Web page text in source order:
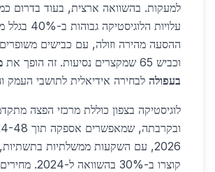
למעקות. בהשוואה ארצית, בעוד בדרום
עלויות
וכביש 65 שמקצרים נסיעות. זה הופך את
בעפולה לבחירה אידיאלית לתושבי העמק
לוגיסטיקה בצפון כוללת מרכזי הפצה
2026, עם השקעות ממשלתיות
קוצרו ב-30%